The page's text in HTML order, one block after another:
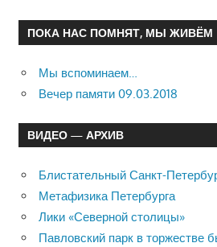
ПОКА НАС ПОМНЯТ, МЫ ЖИВЁМ
Мы вспоминаем…
Вечер памяти 09.03.2018
ВИДЕО — АРХИВ
Блистательный Санкт-
Метафизика Петербурга
Лики «Северной столицы»
Павловский парк в торжестве